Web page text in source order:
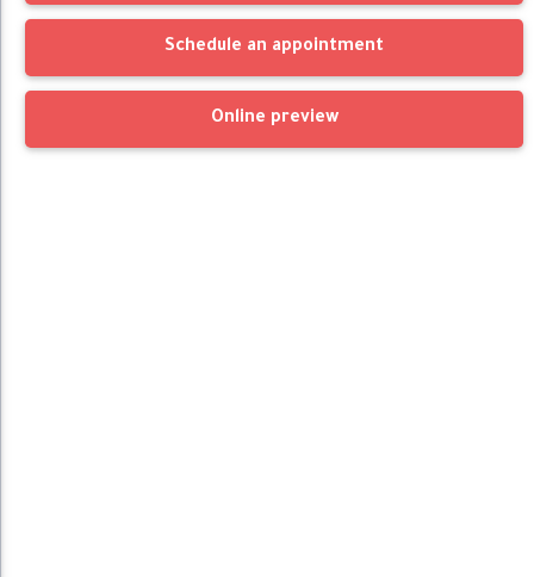
Schedule an appointment
Online preview